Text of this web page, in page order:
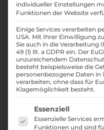
Contunda wurde
gegründet.
hervorragendes
Alle im Team
Gebiet und können
bei Fragen und
weiterhelfen. Lernen
die Ihre Website,
Online-Marketing
Kreativität und
individueller Einstellungen
Funktionen der Website
Einige Services verarbeiten
USA. Mit Ihrer Einwilligung
Sie auch in die Verarbeitung
49 (1) lit. a GDPR ein. Der
unzureichendem
besteht beispielsweise die
personenbezogene Daten
verarbeiten, ohne dass für
Klagemöglichkeit besteht.
Es folgt eine Liste
Essenziell
Essenzielle Services
Funktionen und sind